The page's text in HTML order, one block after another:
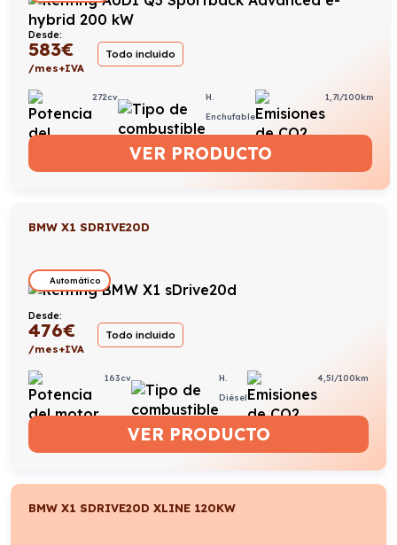
Desde:
583€
/mes+IVA
Todo incluido
272cv
H.
Enchufable
1,7l/100km
VER PRODUCTO
BMW X1 SDRIVE20D
Automático
Desde:
476€
/mes+IVA
Todo incluido
163cv
H.
Diésel
4,5l/100km
VER PRODUCTO
BMW X1 SDRIVE20D XLINE 120KW